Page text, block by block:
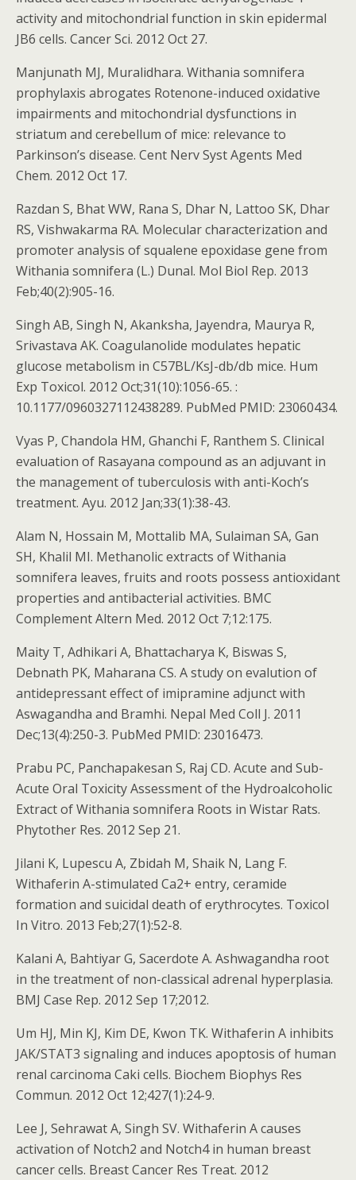
activity and mitochondrial function in skin epidermal
JB6 cells. Cancer Sci. 2012 Oct 27.
Manjunath MJ, Muralidhara. Withania somnifera
prophylaxis abrogates Rotenone-induced oxidative
impairments and mitochondrial dysfunctions in
striatum and cerebellum of mice: relevance to
Parkinson’s disease. Cent Nerv Syst Agents Med
Chem. 2012 Oct 17.
Razdan S, Bhat WW, Rana S, Dhar N, Lattoo SK, Dhar
RS, Vishwakarma RA. Molecular characterization and
promoter analysis of squalene epoxidase gene from
Withania somnifera (L.) Dunal. Mol Biol Rep. 2013
Feb;40(2):905-16.
Singh AB, Singh N, Akanksha, Jayendra, Maurya R,
Srivastava AK. Coagulanolide modulates hepatic
glucose metabolism in C57BL/KsJ-db/db mice. Hum
Exp Toxicol. 2012 Oct;31(10):1056-65. :
10.1177/0960327112438289. PubMed PMID: 23060434.
Vyas P, Chandola HM, Ghanchi F, Ranthem S. Clinical
evaluation of Rasayana compound as an adjuvant in
the management of tuberculosis with anti-Koch’s
treatment. Ayu. 2012 Jan;33(1):38-43.
Alam N, Hossain M, Mottalib MA, Sulaiman SA, Gan
SH, Khalil MI. Methanolic extracts of Withania
somnifera leaves, fruits and roots possess antioxidant
properties and antibacterial activities. BMC
Complement Altern Med. 2012 Oct 7;12:175.
Maity T, Adhikari A, Bhattacharya K, Biswas S,
Debnath PK, Maharana CS. A study on evalution of
antidepressant effect of imipramine adjunct with
Aswagandha and Bramhi. Nepal Med Coll J. 2011
Dec;13(4):250-3. PubMed PMID: 23016473.
Prabu PC, Panchapakesan S, Raj CD. Acute and Sub-
Acute Oral Toxicity Assessment of the Hydroalcoholic
Extract of Withania somnifera Roots in Wistar Rats.
Phytother Res. 2012 Sep 21.
Jilani K, Lupescu A, Zbidah M, Shaik N, Lang F.
Withaferin A-stimulated Ca2+ entry, ceramide
formation and suicidal death of erythrocytes. Toxicol
In Vitro. 2013 Feb;27(1):52-8.
Kalani A, Bahtiyar G, Sacerdote A. Ashwagandha root
in the treatment of non-classical adrenal hyperplasia.
BMJ Case Rep. 2012 Sep 17;2012.
Um HJ, Min KJ, Kim DE, Kwon TK. Withaferin A inhibits
JAK/STAT3 signaling and induces apoptosis of human
renal carcinoma Caki cells. Biochem Biophys Res
Commun. 2012 Oct 12;427(1):24-9.
Lee J, Sehrawat A, Singh SV. Withaferin A causes
activation of Notch2 and Notch4 in human breast
cancer cells. Breast Cancer Res Treat. 2012